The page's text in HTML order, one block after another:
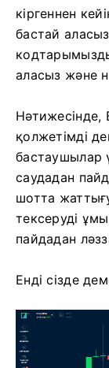
кіргеннен
бастай
аласыз және
Нәтижесінде,
қолжетімді
бастаушылар
саудадан
шотта
тексеруді
пайдадан
Енді сізде